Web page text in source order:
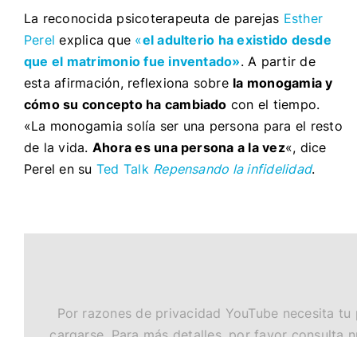
La reconocida psicoterapeuta de parejas Esther
Perel explica que «el adulterio ha existido desde
que el matrimonio fue inventado». A partir de
esta afirmación, reflexiona sobre la monogamia y
cómo su concepto ha cambiado con el tiempo.
«La monogamia solía ser una persona para el resto
de la vida. Ahora es una persona a la vez«, dice
Perel en su Ted Talk Repensando la infidelidad.
Por razones de privacidad YouTube necesita tu